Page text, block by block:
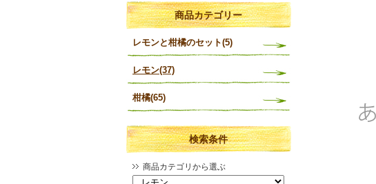
商品カテゴリー
レモンと柑橘のセット(5)
レモン(37)
柑橘(65)
検索条件
商品カテゴリから選ぶ